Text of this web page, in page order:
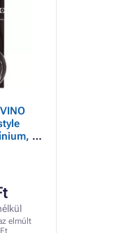
2
elmúlt